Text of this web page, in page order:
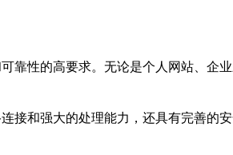
靠性的高要求。无论是个人网站、企
接和强大的处理能力，还具有完善的